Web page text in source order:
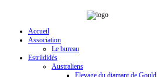
Accueil
Association
Le bureau
Estrildidés
Australiens
Elevage du diamant de Gould